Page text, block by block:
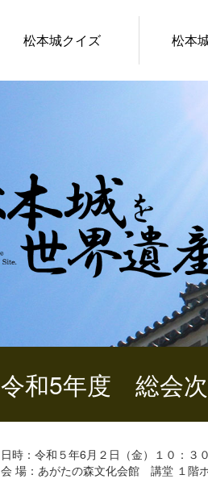
松本城クイズ 松本
令和5年度 総会
日時：令和５年6月２日（金）１０：３
会 場：あがたの森文化会館 講堂 １階